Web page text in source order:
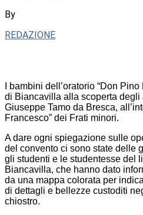
By
REDAZIONE
I bambini dell’oratorio “Don
di Biancavilla alla scoperta degli
Giuseppe Tamo da Bresca,
Francesco” dei Frati minori.
A dare ogni spiegazione sulle
del convento ci sono state delle
gli studenti e le studentesse del
Biancavilla, che hanno dato
da una mappa colorata per
di dettagli e bellezze custoditi
chiostro.